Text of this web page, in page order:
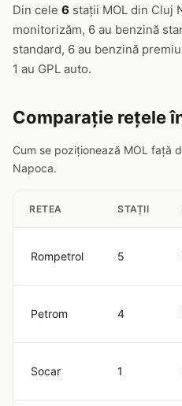
Din cele 6 stații MOL din Cluj
monitorizăm, 6 au benzină
standard, 6 au benzină
1 au GPL auto.
Comparație rețele
Cum se poziționează MOL față
Napoca.
RETEA STAȚII
Rompetrol 5
Petrom 4
Socar 1